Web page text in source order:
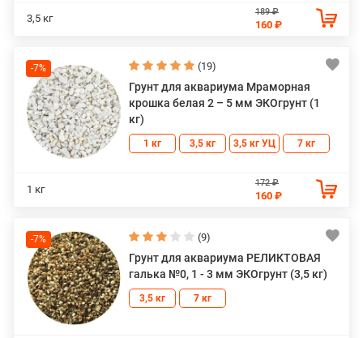
3,5 кг
189 ₽
160 ₽
-7% (19)
Грунт для аквариума Мраморная
крошка белая 2 – 5 мм ЭКОгрунт (1
кг)
1 кг 3,5 кг 3,5 кг УЦ 7 кг
1 кг
172 ₽
160 ₽
-7% (9)
Грунт для аквариума РЕЛИКТОВАЯ
галька №0, 1 - 3 мм ЭКОгрунт (3,5 кг)
3,5 кг 7 кг